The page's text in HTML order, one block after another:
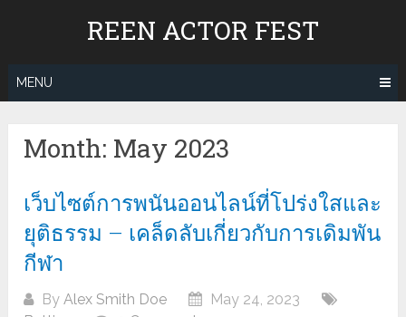
REEN ACTOR FEST
MENU
Month: May 2023
เว็บไซต์การพนันออนไลน์ที่โปร่งใสและ
ยุติธรรม – เคล็ดลับเกี่ยวกับการเดิมพัน
กีฬา
ByAlex Smith Doe
May 24, 2023